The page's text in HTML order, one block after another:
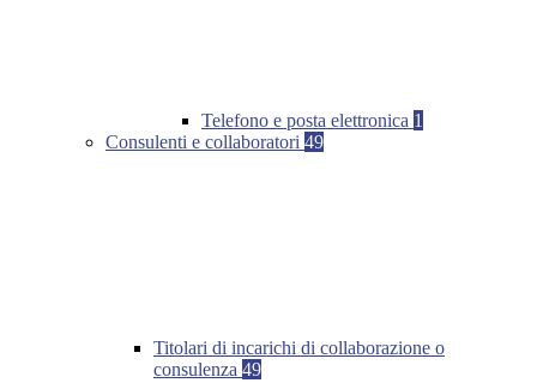
Telefono e posta elettronica 1
Consulenti e collaboratori 49
Titolari di incarichi di collaborazione o
consulenza 49